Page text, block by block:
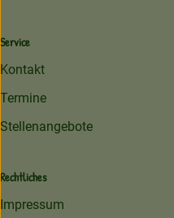
Service
Kontakt
Termine
Stellenangebote
Rechtliches
Impressum